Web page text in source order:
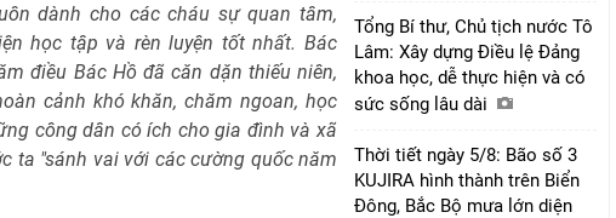
dành cho các cháu sự quan tâm,
học tập và rèn luyện tốt nhất. Bác
điều Bác Hồ đã căn dặn thiếu niên,
cảnh khó khăn, chăm ngoan, học
công dân có ích cho gia đình và xã
ta "sánh vai với các cường quốc năm
Tổng Bí thư, Chủ tịch nước Tô
Lâm: Xây dựng Điều lệ Đảng
khoa học, dễ thực hiện và có
sức sống lâu dài
Thời tiết ngày 5/8: Bão số 3
KUJIRA hình thành trên Biển
Đông, Bắc Bộ mưa lớn diện